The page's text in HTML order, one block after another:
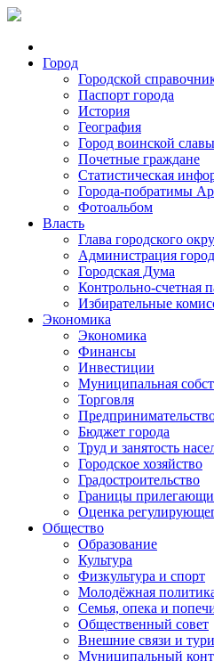
Город
Городской
Паспорт города
История
География
Город воинской славы
Почетные граждане
Статистическая
Города-побратимы
Фотоальбом
Власть
Глава городского
Администрация
Городская Дума
Контрольно-счетная
Избирательные
Экономика
Экономика
Финансы
Инвестиции
Муниципальная
Торговля
Бюджет города
Труд и занятость
Городское хозяйство
Градостроительство
Границы
Оценка
Общество
Образование
Культура
Физкультура и спорт
Молодёжная
Семья, опека и
Общественный совет
Внешние связи и
Муниципальный